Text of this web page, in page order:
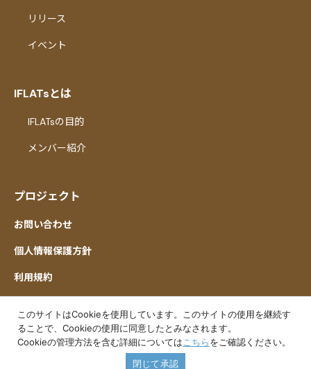
リリース
イベント
IFLATsとは
IFLATsの目的
メンバー紹介
プロジェクト
お問い合わせ
個人情報保護方針
利用規約
このサイトはCookieを使用しています。このサイトの使用を継続す
ることで、Cookieの使用に同意したとみなされます。
Cookieの管理方法を含む詳細については こちらをご確認ください。
閉じて承認